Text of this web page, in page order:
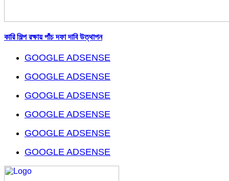
কারি শিল্প রক্ষায় পাঁচ দফা দাবি উত্থাপন
GOOGLE ADSENSE
GOOGLE ADSENSE
GOOGLE ADSENSE
GOOGLE ADSENSE
GOOGLE ADSENSE
GOOGLE ADSENSE